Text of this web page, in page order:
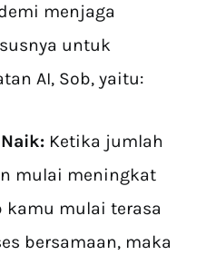
menjaga
untuk
AI, Sob, yaitu:
Ketika jumlah
mulai meningkat
kamu mulai terasa
bersamaan, maka